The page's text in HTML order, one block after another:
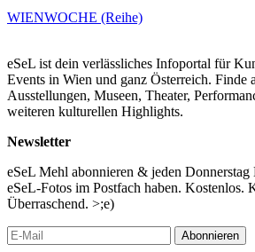
lokalen legendären Gastarbeiter_innen,
die alle zentrale Punkte von Kollektivität
So beleuchten wir Beziehungen zwischen
Bevölkerung und den Menschen, die nach
oder werden. An allen Stationen wird ein
stattfinden mit Ausstellungen, Vorträgen,
Performance, Musik und Tanz.
Gastarbeiter_innen und Dauergästen
Weg der Gastarbajt führt vor Ort
zusammen: Prekaritätserfahrungen und eine
Geschichtsschreibung, die sonst oft
WIENWOCHE (Reihe)
eSeL ist dein verlässliches Infoportal für
Events in Wien und ganz Österreich. Finde
Ausstellungen, Museen, Theater,
weiteren kulturellen Highlights.
Newsletter
eSeL Mehl abonnieren & jeden
eSeL-Fotos im Postfach haben. Kostenlos.
Überraschend. >;e)
Abonnieren